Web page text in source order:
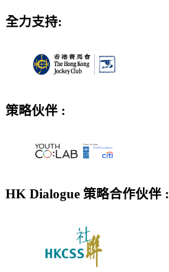
全力支持:
策略伙伴 :
HK Dialogue 策略合作伙伴 :